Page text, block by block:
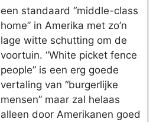
een standaard “middle-class
home” in Amerika met zo’n
lage witte schutting om de
voortuin. “White picket fence
people” is een erg goede
vertaling van “burgerlijke
mensen” maar zal helaas
alleen door Amerikanen goed